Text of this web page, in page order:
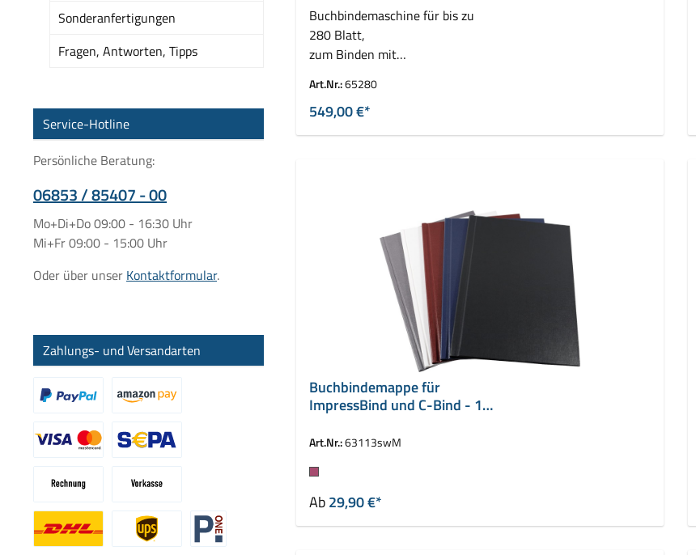
Sonderanfertigungen
Fragen, Antworten, Tipps
Service-Hotline
Persönliche Beratung:
06853 / 85407 - 00
Mo+Di+Do 09:00 - 16:30 Uhr
Mi+Fr 09:00 - 15:00 Uhr
Oder über unser Kontaktformular.
Zahlungs- und Versandarten
Buchbindemaschine für bis zu
280 Blatt,
zum Binden mit
Art.Nr.:65280
549,00 €*
Buchbindemappe für
ImpressBind und C-Bind - 13
Art.Nr.:63113swM
Farbe
Ab29,90 €*